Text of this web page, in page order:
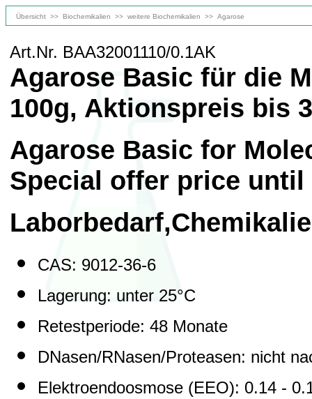
Übersicht >> Biochemikalien >> weitere Biochemikalien >> Agarose
Art.Nr. BAA32001110/0.1AK
Agarose Basic für die
100g, Aktionspreis bis
Agarose Basic for
Special offer price until
CAS: 9012-36-6
Lagerung: unter 25°C
Retestperiode: 48 Monate
DNasen/RNasen/Proteasen: nicht
Elektroendoosmose (EEO): 0.14 -